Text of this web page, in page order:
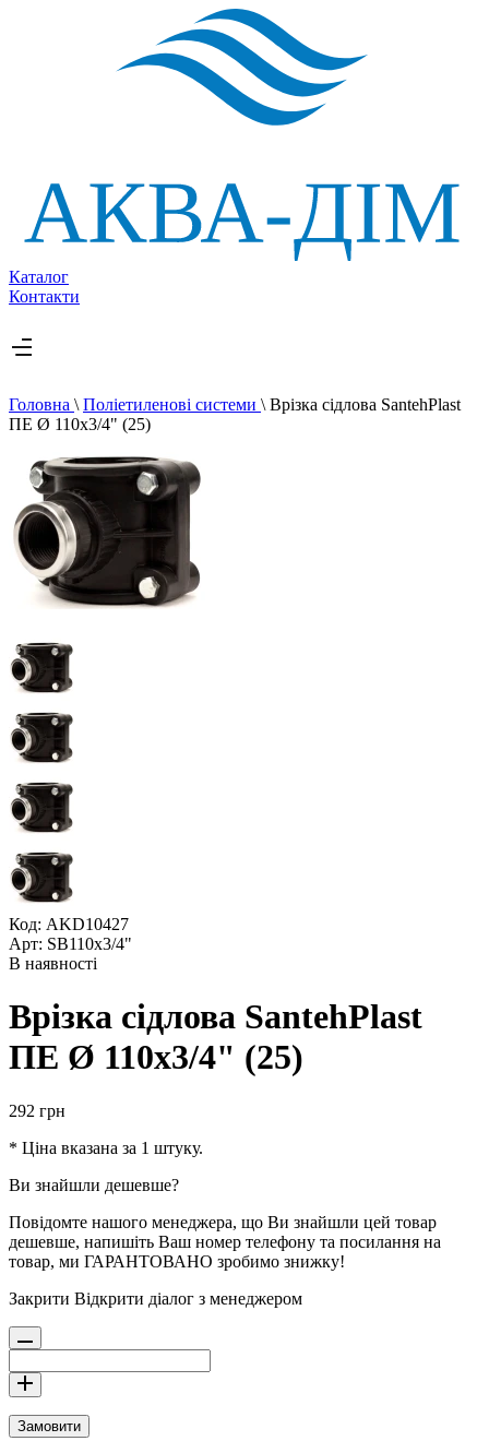
Каталог
Контакти
Головна \ Поліетиленові системи \ Врізка сідлова SantehPlast
ПЕ Ø 110x3/4" (25)
Код: AKD10427
Арт: SB110x3/4"
В наявності
Врізка сідлова SantehPlast
ПЕ Ø 110x3/4" (25)
292 грн
* Ціна вказана за 1 штуку.
Ви знайшли дешевше?
Повідомте нашого менеджера, що Ви знайшли цей товар
дешевше, напишіть Ваш номер телефону та посилання на
товар, ми ГАРАНТОВАНО зробимо знижку!
Закрити Відкрити діалог з менеджером
Замовити